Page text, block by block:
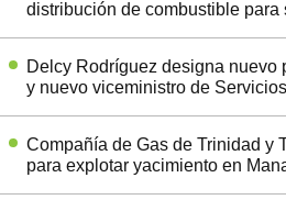
distribución de combustible para
Delcy Rodríguez designa nuevo
y nuevo viceministro de
Compañía de Gas de Trinidad y
para explotar yacimiento en